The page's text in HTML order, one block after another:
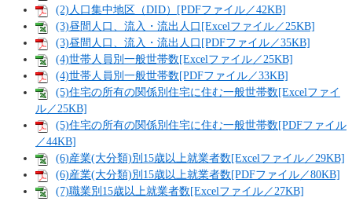
(2)人口集中地区（DID）[PDFファイル／42KB]
(3)昼間人口、流入・流出人口[Excelファイル／25KB]
(3)昼間人口、流入・流出人口[PDFファイル／35KB]
(4)世帯人員別一般世帯数[Excelファイル／25KB]
(4)世帯人員別一般世帯数[PDFファイル／33KB]
(5)住宅の所有の関係別住宅に住む一般世帯数[Excelファイ
ル／25KB]
(5)住宅の所有の関係別住宅に住む一般世帯数[PDFファイル
／44KB]
(6)産業(大分類)別15歳以上就業者数[Excelファイル／29KB]
(6)産業(大分類)別15歳以上就業者数[PDFファイル／80KB]
(7)職業別15歳以上就業者数[Excelファイル／27KB]